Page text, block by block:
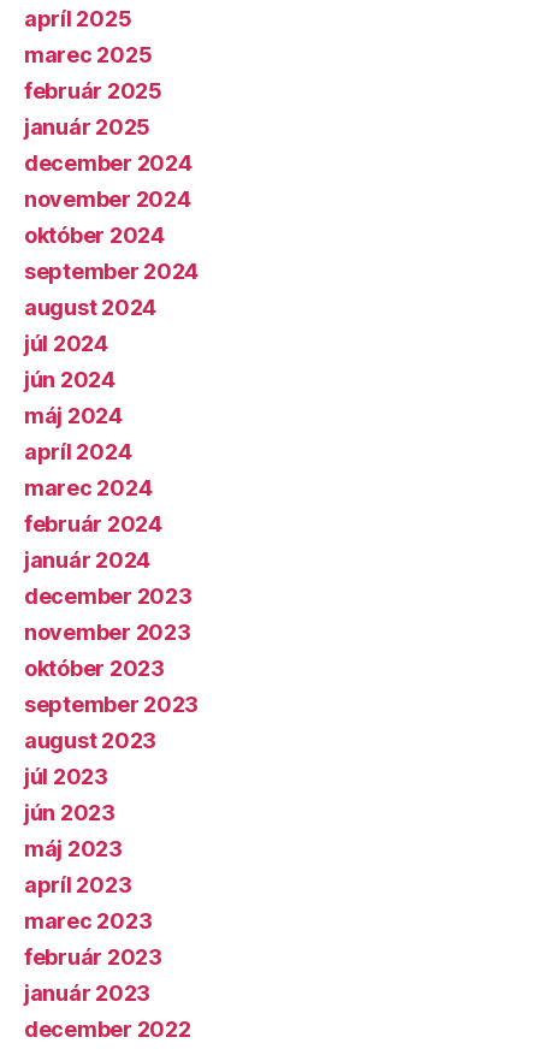
apríl 2025
marec 2025
február 2025
január 2025
december 2024
november 2024
október 2024
september 2024
august 2024
júl 2024
jún 2024
máj 2024
apríl 2024
marec 2024
február 2024
január 2024
december 2023
november 2023
október 2023
september 2023
august 2023
júl 2023
jún 2023
máj 2023
apríl 2023
marec 2023
február 2023
január 2023
december 2022